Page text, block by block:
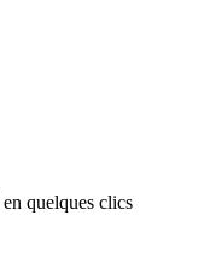
quelques clics